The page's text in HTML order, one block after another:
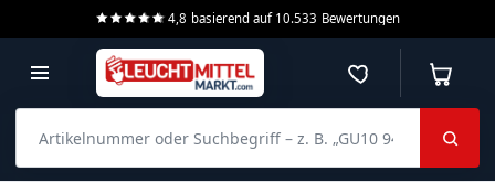
4,8 basierend auf 10.533 Bewertungen
Merkzettel